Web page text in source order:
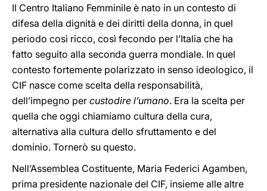
Il Centro Italiano Femminile è nato in un contesto di
difesa della dignità e dei diritti della donna, in quel
periodo così ricco, così fecondo per l’Italia che ha
fatto seguito alla seconda guerra mondiale. In quel
contesto fortemente polarizzato in senso ideologico, il
CIF nasce come scelta della responsabilità,
dell’impegno per custodire l’umano. Era la scelta per
quella che oggi chiamiamo cultura della cura,
alternativa alla cultura dello sfruttamento e del
dominio. Tornerò su questo.
Nell’Assemblea Costituente, Maria Federici Agamben,
prima presidente nazionale del CIF, insieme alle altre